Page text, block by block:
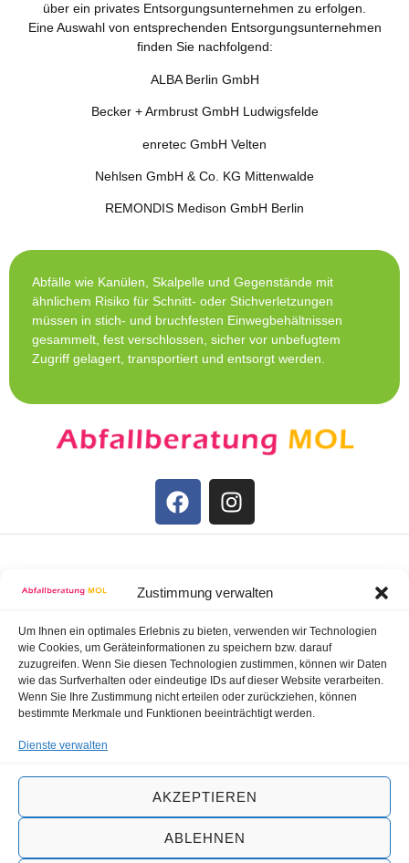
Zustimmung verwalten
Um Ihnen ein optimales Erlebnis zu bieten, verwenden wir Technologien
wie Cookies, um Geräteinformationen zu speichern bzw. darauf
zuzugreifen. Wenn Sie diesen Technologien zustimmen, können wir Daten
wie das Surfverhalten oder eindeutige IDs auf dieser Website verarbeiten.
Wenn Sie Ihre Zustimmung nicht erteilen oder zurückziehen, können
bestimmte Merkmale und Funktionen beeinträchtigt werden.
Dienste verwalten
AKZEPTIEREN
ABLEHNEN
über ein privates Entsorgungsunternehmen zu erfolgen.
Eine Auswahl von entsprechenden Entsorgungsunternehmen
finden Sie nachfolgend:
ALBA Berlin GmbH
Becker + Armbrust GmbH Ludwigsfelde
enretec GmbH Velten
Nehlsen GmbH & Co. KG Mittenwalde
REMONDIS Medison GmbH Berlin
Abfälle wie Kanülen, Skalpelle und Gegenstände mit
ähnlichem Risiko für Schnitt- oder Stichverletzungen
müssen in stich- und bruchfesten Einwegbehältnissen
gesammelt, fest verschlossen, sicher vor unbefugtem
Zugriff gelagert, transportiert und entsorgt werden.
IMPRESSUM
DATENSCHUTZ
Copyright © 2024 Entsorgungsbetrieb Märkisch-